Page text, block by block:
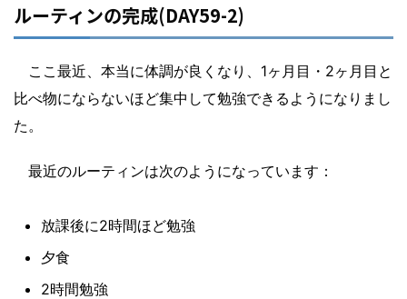
ルーティンの完成(DAY59-2)
ここ最近、本当に体調が良くなり、1ヶ月目・2ヶ月目と
比べ物にならないほど集中して勉強できるようになりまし
た。
最近のルーティンは次のようになっています：
放課後に2時間ほど勉強
夕食
2時間勉強